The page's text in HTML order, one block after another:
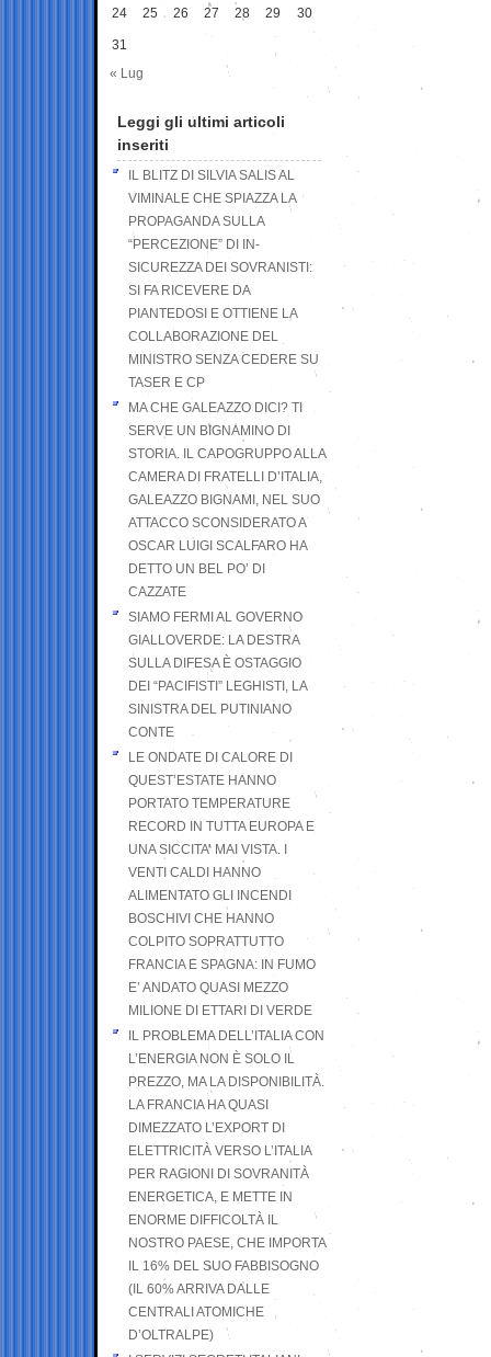
24 25 26 27 28 29 30
31
« Lug
Leggi gli ultimi articoli
inseriti
IL BLITZ DI SILVIA SALIS AL
VIMINALE CHE SPIAZZA LA
PROPAGANDA SULLA
“PERCEZIONE” DI IN-
SICUREZZA DEI SOVRANISTI:
SI FA RICEVERE DA
PIANTEDOSI E OTTIENE LA
COLLABORAZIONE DEL
MINISTRO SENZA CEDERE SU
TASER E CP
MA CHE GALEAZZO DICI? TI
SERVE UN BIGNAMINO DI
STORIA. IL CAPOGRUPPO ALLA
CAMERA DI FRATELLI D’ITALIA,
GALEAZZO BIGNAMI, NEL SUO
ATTACCO SCONSIDERATO A
OSCAR LUIGI SCALFARO HA
DETTO UN BEL PO’ DI
CAZZATE
SIAMO FERMI AL GOVERNO
GIALLOVERDE: LA DESTRA
SULLA DIFESA È OSTAGGIO
DEI “PACIFISTI” LEGHISTI, LA
SINISTRA DEL PUTINIANO
CONTE
LE ONDATE DI CALORE DI
QUEST’ESTATE HANNO
PORTATO TEMPERATURE
RECORD IN TUTTA EUROPA E
UNA SICCITA’ MAI VISTA. I
VENTI CALDI HANNO
ALIMENTATO GLI INCENDI
BOSCHIVI CHE HANNO
COLPITO SOPRATTUTTO
FRANCIA E SPAGNA: IN FUMO
E’ ANDATO QUASI MEZZO
MILIONE DI ETTARI DI VERDE
IL PROBLEMA DELL’ITALIA CON
L’ENERGIA NON È SOLO IL
PREZZO, MA LA DISPONIBILITÀ.
LA FRANCIA HA QUASI
DIMEZZATO L’EXPORT DI
ELETTRICITÀ VERSO L’ITALIA
PER RAGIONI DI SOVRANITÀ
ENERGETICA, E METTE IN
ENORME DIFFICOLTÀ IL
NOSTRO PAESE, CHE IMPORTA
IL 16% DEL SUO FABBISOGNO
(IL 60% ARRIVA DALLE
CENTRALI ATOMICHE
D’OLTRALPE)